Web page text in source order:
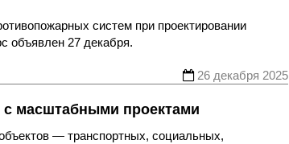
систем при проектировании
объявлен 27 декабря.
26 декабря 2025
масштабными проектами
— транспортных, социальных,